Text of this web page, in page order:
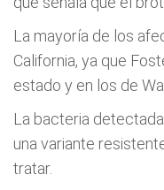
La mayoría de los
California, ya que
estado y en los de
La bacteria
una variante
tratar.